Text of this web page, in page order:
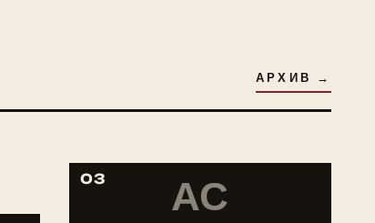
АРХИВ →
03 АС